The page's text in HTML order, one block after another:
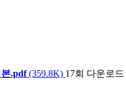
.pdf(359.8K) 17회 다운로드